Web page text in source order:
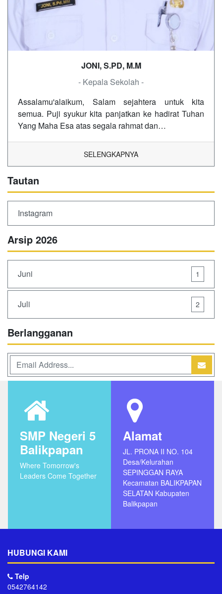
JONI, S.PD, M.M
- Kepala Sekolah -
Assalamu'alaikum, Salam sejahtera untuk kita
semua. Puji syukur kita panjatkan ke hadirat Tuhan
Yang Maha Esa atas segala rahmat dan…
SELENGKAPNYA
Tautan
Instagram
Arsip 2026
Juni 1
Juli 2
Berlangganan
SMP Negeri 5
Balikpapan
Where Tomorrow's
Leaders Come Together
Alamat
JL. PRONA II NO. 104
Desa/Kelurahan
SEPINGGAN RAYA
Kecamatan BALIKPAPAN
SELATAN Kabupaten
Balikpapan
HUBUNGI KAMI
Telp
0542764142